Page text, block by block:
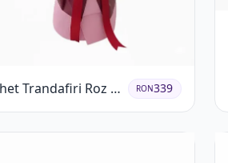
Trandafiri Roz și
cu Eucalipt și
RON339